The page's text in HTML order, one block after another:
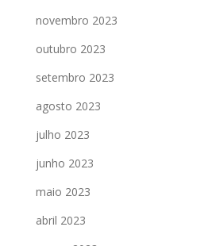
novembro 2023
outubro 2023
setembro 2023
agosto 2023
julho 2023
junho 2023
maio 2023
abril 2023